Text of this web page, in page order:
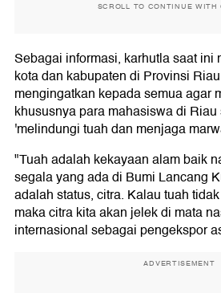
SCROLL TO CONTINUE WITH
Sebagai informasi, karhutla saat ini
kota dan kabupaten di Provinsi
mengingatkan kepada semua agar
khususnya para mahasiswa di
'melindungi tuah dan menjaga
"Tuah adalah kekayaan alam baik
segala yang ada di Bumi Lancang
adalah status, citra. Kalau tuah
maka citra kita akan jelek di mata
internasional sebagai pengekspor
ADVERTISEMENT